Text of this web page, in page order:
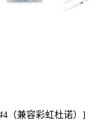
4（兼容彩虹杜诺）]